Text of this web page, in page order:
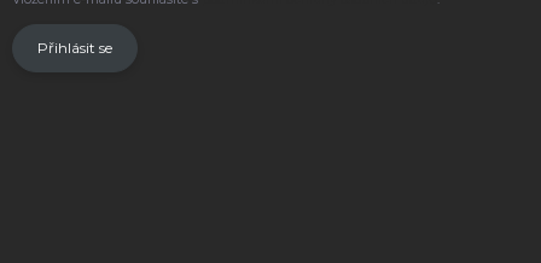
Přihlásit se